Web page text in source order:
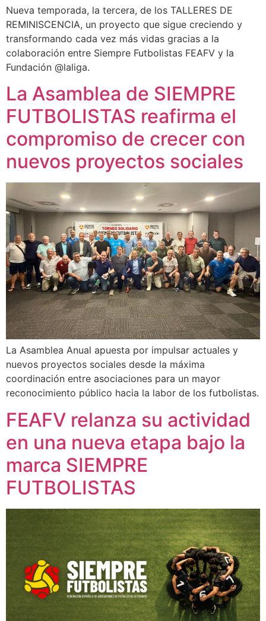
Nueva temporada, la tercera, de los TALLERES DE
REMINISCENCIA, un proyecto que sigue creciendo y
transformando cada vez más vidas gracias a la
colaboración entre Siempre Futbolistas FEAFV y la
Fundación @laliga.
La Asamblea de SIEMPRE
FUTBOLISTAS reafirma el
compromiso de crecer con
nuevos proyectos sociales
La Asamblea Anual apuesta por impulsar actuales y
nuevos proyectos sociales desde la máxima
coordinación entre asociaciones para un mayor
reconocimiento público hacia la labor de los futbolistas.
FEAFV relanza su actividad
en una nueva etapa bajo la
marca SIEMPRE
FUTBOLISTAS